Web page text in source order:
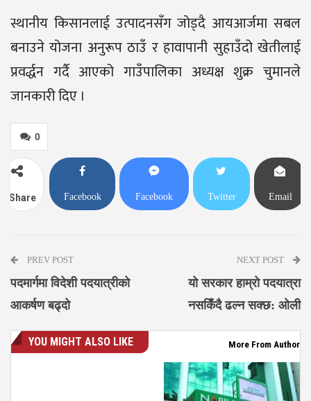
स्थानीय किसानलाई उत्पादनसँग जोड्दै आयआर्जमा सबल
बनाउने योजना अनुरूप ठाउँ र हावापानी सुहाउँदो खेतीलाई
प्रवर्द्धन गर्दै आएको गाउँपालिका अध्यक्ष शुक्र चुमानले
जानकारी दिए ।
0
Share Facebook Facebook Twitter Email
PREV POST
पदमार्गमा विदेशी पदयात्रीको
आकर्षण बढ्दो
NEXT POST
यो सरकार हाम्रो पदयात्रा
नसकिँदै ढल्न सक्छ: ओली
YOU MIGHT ALSO LIKE More From Author